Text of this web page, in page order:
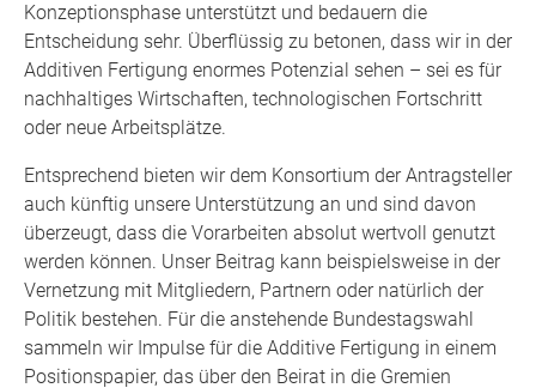
Konzeptionsphase unterstützt und bedauern die
Entscheidung sehr. Überflüssig zu betonen, dass wir in der
Additiven Fertigung enormes Potenzial sehen – sei es für
nachhaltiges Wirtschaften, technologischen Fortschritt
oder neue Arbeitsplätze.
Entsprechend bieten wir dem Konsortium der Antragsteller
auch künftig unsere Unterstützung an und sind davon
überzeugt, dass die Vorarbeiten absolut wertvoll genutzt
werden können. Unser Beitrag kann beispielsweise in der
Vernetzung mit Mitgliedern, Partnern oder natürlich der
Politik bestehen. Für die anstehende Bundestagswahl
sammeln wir Impulse für die Additive Fertigung in einem
Positionspapier, das über den Beirat in die Gremien